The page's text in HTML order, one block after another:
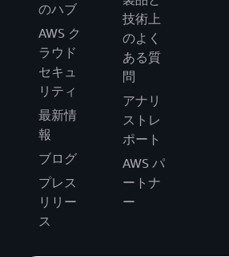
のハブ
AWS ク
ラウド
セキュ
リティ
最新情
報
ブログ
プレス
リリー
ス
技術上
のよく
ある質
問
アナリ
ストレ
ポート
AWS パ
ートナ
ー